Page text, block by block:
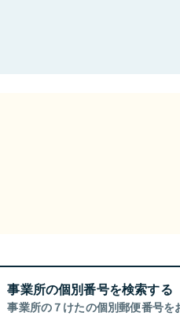
事業所の個別番号を検索する
事業所の７けたの個別郵便番号を